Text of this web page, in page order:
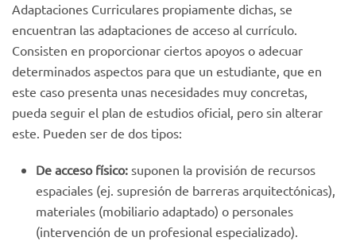
Adaptaciones Curriculares propiamente dichas, se
encuentran las adaptaciones de acceso al currículo.
Consisten en proporcionar ciertos apoyos o adecuar
determinados aspectos para que un estudiante, que en
este caso presenta unas necesidades muy concretas,
pueda seguir el plan de estudios oficial, pero sin alterar
este. Pueden ser de dos tipos:
De acceso físico: suponen la provisión de recursos
espaciales (ej. supresión de barreras arquitectónicas),
materiales (mobiliario adaptado) o personales
(intervención de un profesional especializado).